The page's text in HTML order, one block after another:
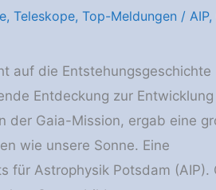
, Teleskope, Top-Meldungen / AIP,
auf die Entstehungsgeschichte
Entdeckung zur Entwicklung
der Gaia-Mission, ergab eine
wie unsere Sonne. Eine
für Astrophysik Potsdam (AIP).